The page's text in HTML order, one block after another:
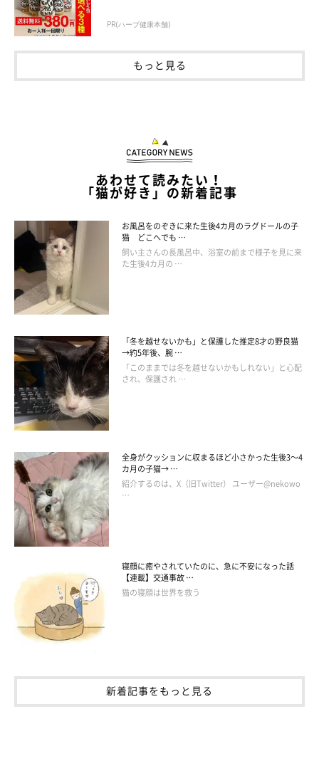
PR(ハーブ健康本舗)
もっと見る
あわせて読みたい！
「猫が好き」の新着記事
お風呂をのぞきに来た生後4カ月のラグドールの子
猫 どこへでも …
飼い主さんの長風呂中、浴室の前まで様子を見に来
た生後4カ月の …
「冬を越せないかも」と保護した推定8才の野良猫
→約5年後、腕 …
「このままでは冬を越せないかもしれない」と心配
され、保護され …
全身がクッションに収まるほど小さかった生後3～4
カ月の子猫→ …
紹介するのは、X（旧Twitter） ユーザー@nekowo
…
寝顔に癒やされていたのに、急に不安になった話
【連載】交通事故 …
猫の寝顔は世界を救う
新着記事をもっと見る